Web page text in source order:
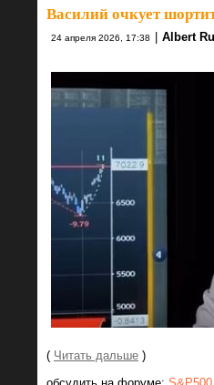
Василий очкует
24 апреля 2026, 17:38 Albert
( Читать дальше )